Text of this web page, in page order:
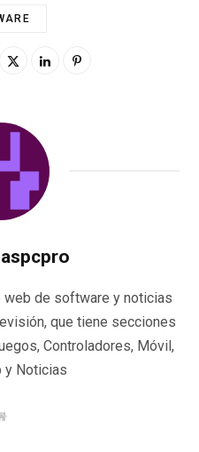
de software y noticias
que tiene secciones
Controladores, Móvil,
y Noticias
W